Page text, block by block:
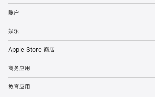
账户
娱乐
Apple Store 商店
商务应用
教育应用